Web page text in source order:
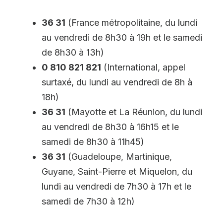
36 31 (France métropolitaine, du lundi
au vendredi de 8h30 à 19h et le samedi
de 8h30 à 13h)
0 810 821 821 (International, appel
surtaxé, du lundi au vendredi de 8h à
18h)
36 31 (Mayotte et La Réunion, du lundi
au vendredi de 8h30 à 16h15 et le
samedi de 8h30 à 11h45)
36 31 (Guadeloupe, Martinique,
Guyane, Saint-Pierre et Miquelon, du
lundi au vendredi de 7h30 à 17h et le
samedi de 7h30 à 12h)